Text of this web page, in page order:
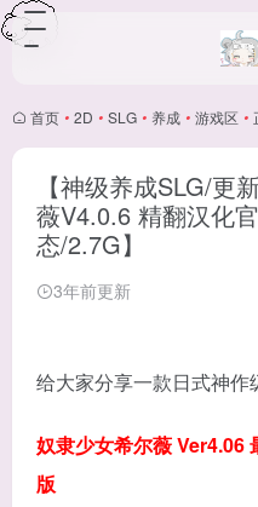
首页 • 2D • SLG • 养成 • 游戏区 •
【神级养成SLG/更
薇V4.0.6 精翻汉化
态/2.7G】
3年前更新
给大家分享一款日式神
奴隶少女希尔薇 Ver4.06
版